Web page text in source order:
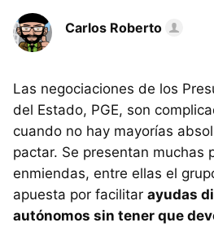
Carlos Roberto
Las negociaciones de los
del Estado, PGE, son
cuando no hay mayorías
pactar. Se presentan muchas
enmiendas, entre ellas el
apuesta por facilitar ayudas
autónomos sin tener que